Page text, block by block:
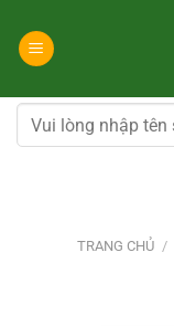
đến
dung
Tìm
kiếm:
TRANG CHỦ /